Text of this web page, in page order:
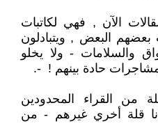
الآن , فهي لكاتبات
البعض , ويتبادلون
والسلامات - ولا يخلو
حادة بينهم ! -.
من القراء المحدودين
قلة أخري غيرهم - من